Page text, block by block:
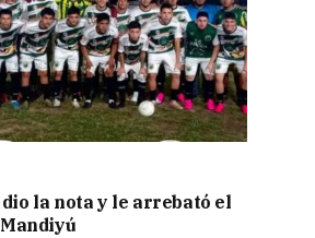
la nota y le arrebató el